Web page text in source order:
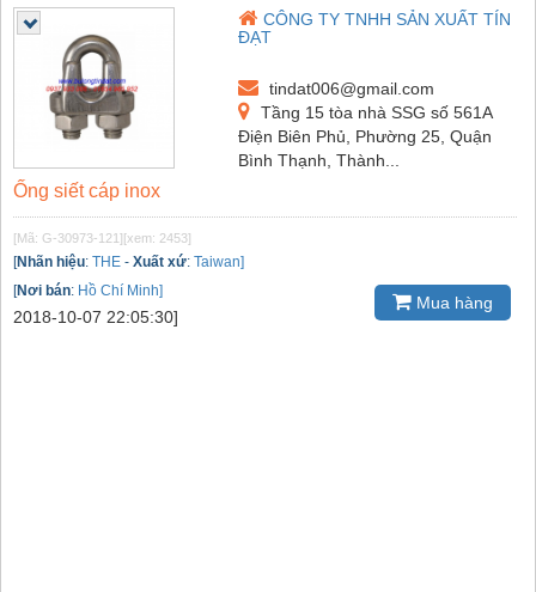
CÔNG TY TNHH SẢN XUẤT TÍN
ĐẠT
tindat006@gmail.com
Tầng 15 tòa nhà SSG số 561A
Điện Biên Phủ, Phường 25, Quận
Bình Thạnh, Thành...
Ống siết cáp inox
[Mã: G-30973-121][xem: 2453]
[Nhãn hiệu: THE - Xuất xứ: Taiwan]
[Nơi bán: Hồ Chí Minh]
2018-10-07 22:05:30]
Mua hàng